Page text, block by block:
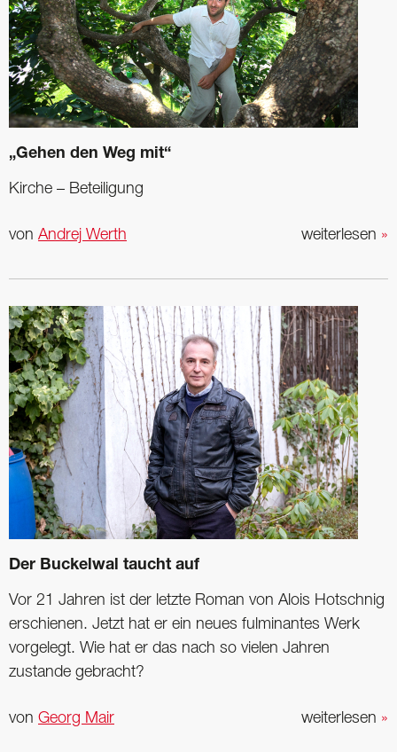
„Gehen den Weg mit“
Kirche – Beteiligung
weiterlesen »
von Andrej Werth
Der Buckelwal taucht auf
Vor 21 Jahren ist der letzte Roman von Alois Hotschnig
erschienen. Jetzt hat er ein neues fulminantes Werk
vorgelegt. Wie hat er das nach so vielen Jahren
zustande gebracht?
weiterlesen »
von Georg Mair